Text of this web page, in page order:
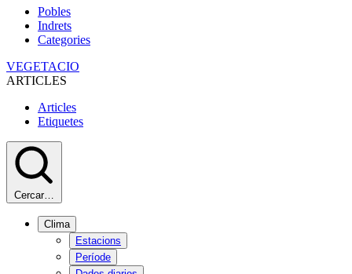
Pobles
Indrets
Categories
VEGETACIO
ARTICLES
Articles
Etiquetes
Cercar…
Clima
Estacions
Període